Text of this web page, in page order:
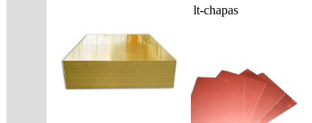
lt-chapas